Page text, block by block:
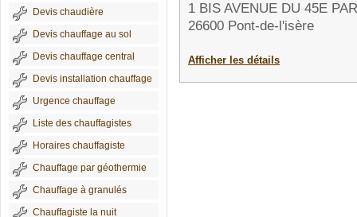
Devis chaudière
Devis chauffage au sol
Devis chauffage central
Devis installation chauffage
Urgence chauffage
Liste des chauffagistes
Horaires chauffagiste
Chauffage par géothermie
Chauffage à granulés
Chauffagiste la nuit
1 BIS AVENUE DU 45E
26600 Pont-de-l'isère
Afficher les détails